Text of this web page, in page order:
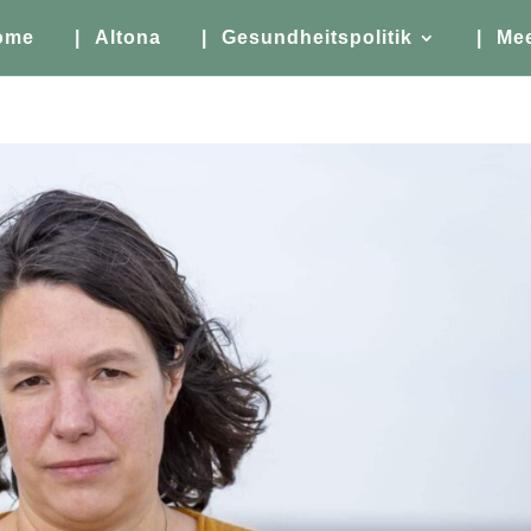
| Altona | Gesundheitspolitik |